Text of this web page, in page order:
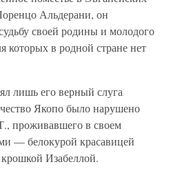
Альдерани, он
своей родины и молодого
которых в родной стране нет
лишь его верный слуга
Якопо было нарушено
проживавшего в своем
— белокурой красавицей
Изабеллой.